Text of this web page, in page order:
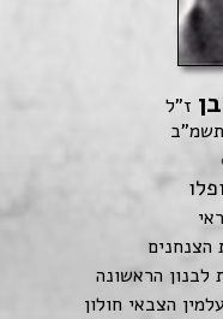
ז"ל
הצנחנים
לבנון הראשונה
הצבאי חולון